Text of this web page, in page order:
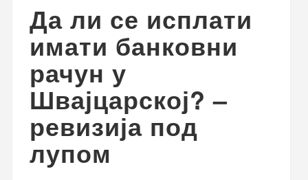
Да ли се исплати
имати банковни
рачун у
Швајцарској? –
ревизија под
лупом